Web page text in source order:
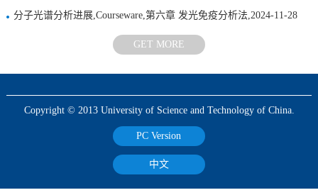
分子光谱分析进展,Courseware,第六章 发光免疫分析法,2024-11-28
GET MORE
Copyright © 2013 University of Science and Technology of China.
PC Version
中文